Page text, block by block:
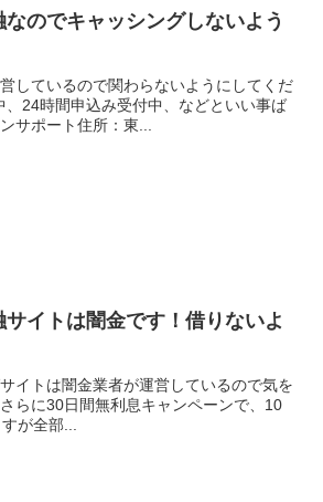
のでキャッシングしないよう
しているので関わらないようにしてくだ
24時間申込み受付中、などといい事ば
サポート住所：東...
イトは闇金です！借りないよ
イトは闇金業者が運営しているので気を
らに30日間無利息キャンペーンで、10
が全部...